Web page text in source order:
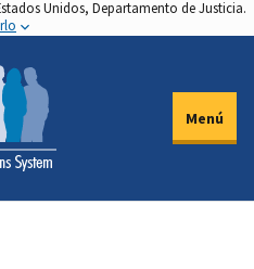
Unidos, Departamento de Justicia.
Menú